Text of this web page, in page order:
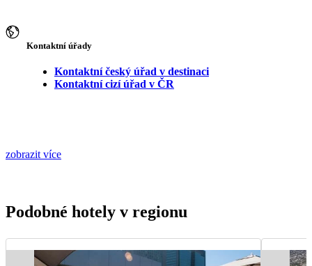
Kontaktní úřady
Kontaktní český úřad v destinaci
Kontaktní cizí úřad v ČR
zobrazit více
Podobné hotely v regionu